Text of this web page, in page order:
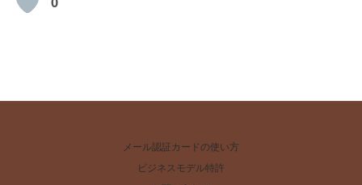
メール認証カードの使い方
ビジネスモデル特許